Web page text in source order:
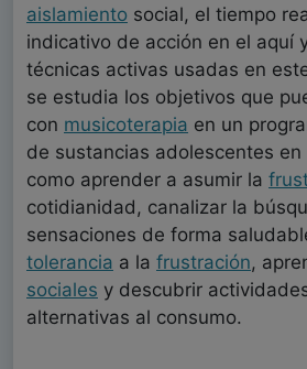
aislamiento social, el tiempo
indicativo de acción en el aquí
técnicas activas usadas en
se estudia los objetivos que
con musicoterapia en un
de sustancias adolescentes
como aprender a asumir la
cotidianidad, canalizar la
sensaciones de forma
tolerancia a la frustración,
sociales y descubrir
alternativas al consumo.